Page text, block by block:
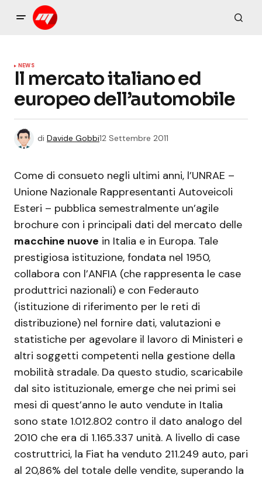
NEWS
Il mercato italiano ed
europeo dell’automobile
di Davide Gobbi12 Settembre 2011
Come di consueto negli ultimi anni, l’UNRAE –
Unione Nazionale Rappresentanti Autoveicoli
Esteri – pubblica semestralmente un’agile
brochure con i principali dati del mercato delle
macchine nuove in Italia e in Europa. Tale
prestigiosa istituzione, fondata nel 1950,
collabora con l’ANFIA (che rappresenta le case
produttrici nazionali) e con Federauto
(istituzione di riferimento per le reti di
distribuzione) nel fornire dati, valutazioni e
statistiche per agevolare il lavoro di Ministeri e
altri soggetti competenti nella gestione della
mobilità stradale. Da questo studio, scaricabile
dal sito istituzionale, emerge che nei primi sei
mesi di quest’anno le auto vendute in Italia
sono state 1.012.802 contro il dato analogo del
2010 che era di 1.165.337 unità. A livello di case
costruttrici, la Fiat ha venduto 211.249 auto, pari
al 20,86% del totale delle vendite, superando la